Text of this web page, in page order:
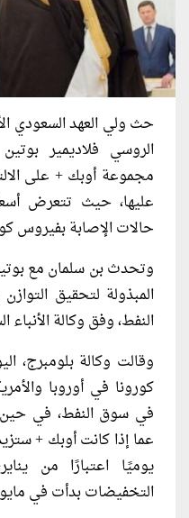
حث ولي العهد السعودي
الروسي فلاديمير
مجموعة أوبك + على
عليها، حيث تتعرض
حالات الإصابة بفيروس
وتحدث بن سلمان مع
المبذولة لتحقيق
النفط، وفق وكالة الأنباء
وقالت وكالة بلومبرج،
كورونا في أوروبا
في سوق النفط، في
يوميًا اعتبارًا من
التخفيضات بدأت في